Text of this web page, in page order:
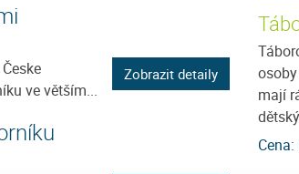
ve větším...
Zobrazit detaily
v soukromí Marie
výšce 960 mnm, který prošel v roce
rekonstrukcí. Dům je v mírném
Kč za osobu / noc
mají